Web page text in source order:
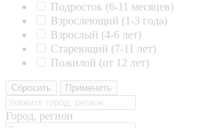
Подросток (6-11 месяцев)
Взрослеющий (1-3 года)
Взрослый (4-6 лет)
Стареющий (7-11 лет)
Пожилой (от 12 лет)
Сбросить Применить
Город, регион